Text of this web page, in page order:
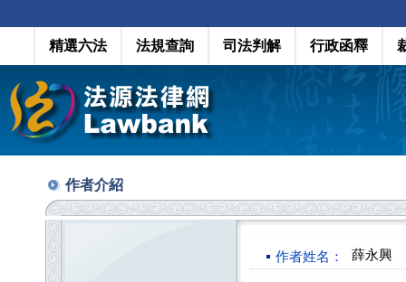
精選六法 法規查詢 司法判解 行政函釋
作者介紹
作者姓名： 薛永興